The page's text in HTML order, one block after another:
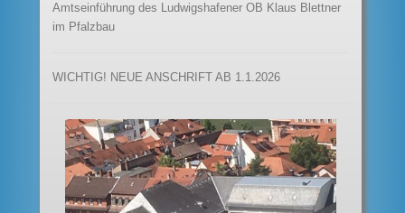
Amtseinführung des Ludwigshafener OB Klaus Blettner
im Pfalzbau
WICHTIG! NEUE ANSCHRIFT AB 1.1.2026